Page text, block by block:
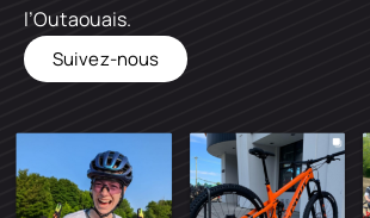
l’Outaouais.
Suivez-nous